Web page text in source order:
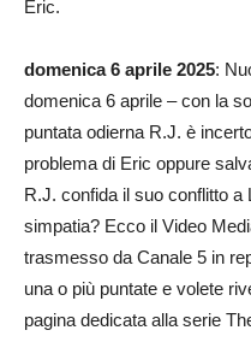
Eric.
domenica 6 aprile 2025:
domenica 6 aprile – con la
puntata odierna R.J. è
problema di Eric oppure
R.J. confida il suo conflitto a
simpatia? Ecco il Video
trasmesso da Canale 5 in
una o più puntate e volete
pagina dedicata alla serie